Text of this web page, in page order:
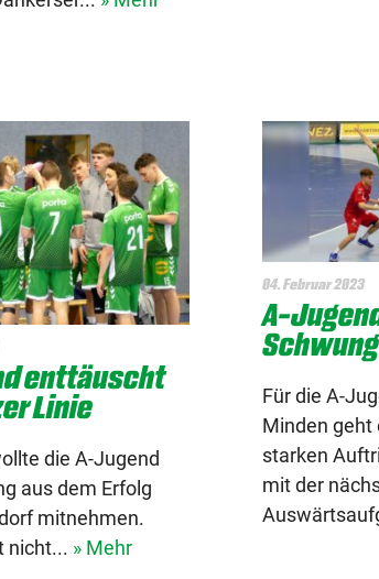
enttäuscht
Linie
die A-Jugend
aus dem Erfolg
mitnehmen.
nicht... » Mehr
04. Februar 2023
A-
Für die A-
Minden geht
starken
mit der